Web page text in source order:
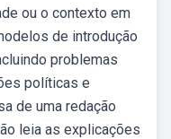
ou o contexto em
de introdução
problemas
políticas e
de uma redação
leia as explicações